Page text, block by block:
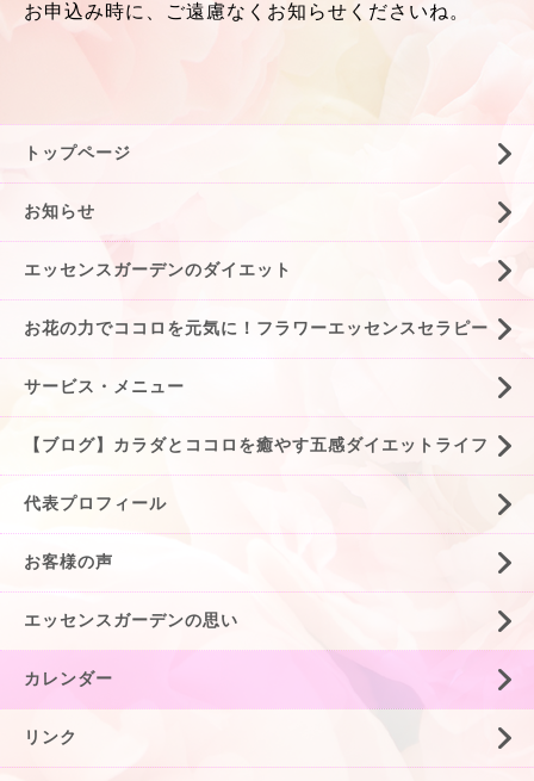
お申込み時に、ご遠慮なくお知らせくださいね。
トップページ
お知らせ
エッセンスガーデンのダイエット
お花の力でココロを元気に！フラワーエッセンスセラピー
サービス・メニュー
【ブログ】カラダとココロを癒やす五感ダイエットライフ
代表プロフィール
お客様の声
エッセンスガーデンの思い
カレンダー
リンク